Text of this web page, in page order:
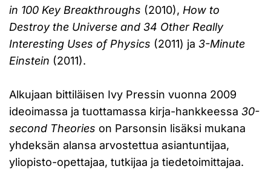
in 100 Key Breakthroughs (2010), How to
Destroy the Universe and 34 Other Really
Interesting Uses of Physics (2011) ja 3-Minute
Einstein (2011).
Alkujaan bittiläisen Ivy Pressin vuonna 2009
ideoimassa ja tuottamassa kirja-hankkeessa 30-
second Theories on Parsonsin lisäksi mukana
yhdeksän alansa arvostettua asiantuntijaa,
yliopisto-opettajaa, tutkijaa ja tiedetoimittajaa.